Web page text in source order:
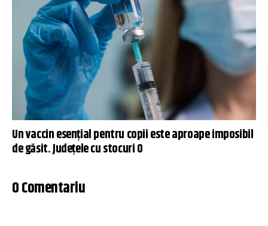
Un vaccin esențial pentru copii este aproape imposibil
de găsit. Judeţele cu stocuri 0
0 Comentariu